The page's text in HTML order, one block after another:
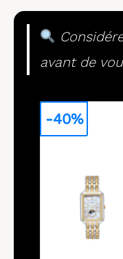
avant de
-40%